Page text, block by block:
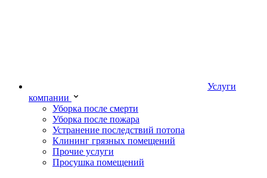
Услуги
компании
Уборка после смерти
Уборка после пожара
Устранение последствий потопа
Клининг грязных помещений
Прочие услуги
Просушка помещений